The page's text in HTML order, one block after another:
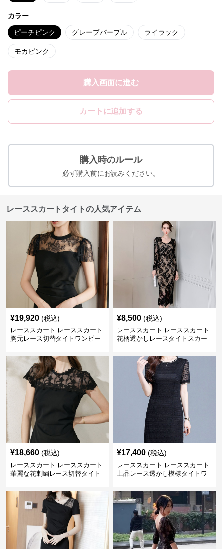
カラー
ピーチピンク グレープパープル ライラック
モカピンク
購入画面に進む
カートに追加する
購入時のルール
必ず購入前にお読みください。
レーススカートタイトの人気アイテム
¥19,920 (税込)
レーススカート レーススカート
胸元レース切替タイトワンピー
¥8,500 (税込)
レーススカート レーススカート
花柄透かしレースタイトスカー
¥18,660 (税込)
レーススカート レーススカート
華麗な花刺繍レース切替タイト
¥17,400 (税込)
レーススカート レーススカート
上品レース透かし模様タイトワ